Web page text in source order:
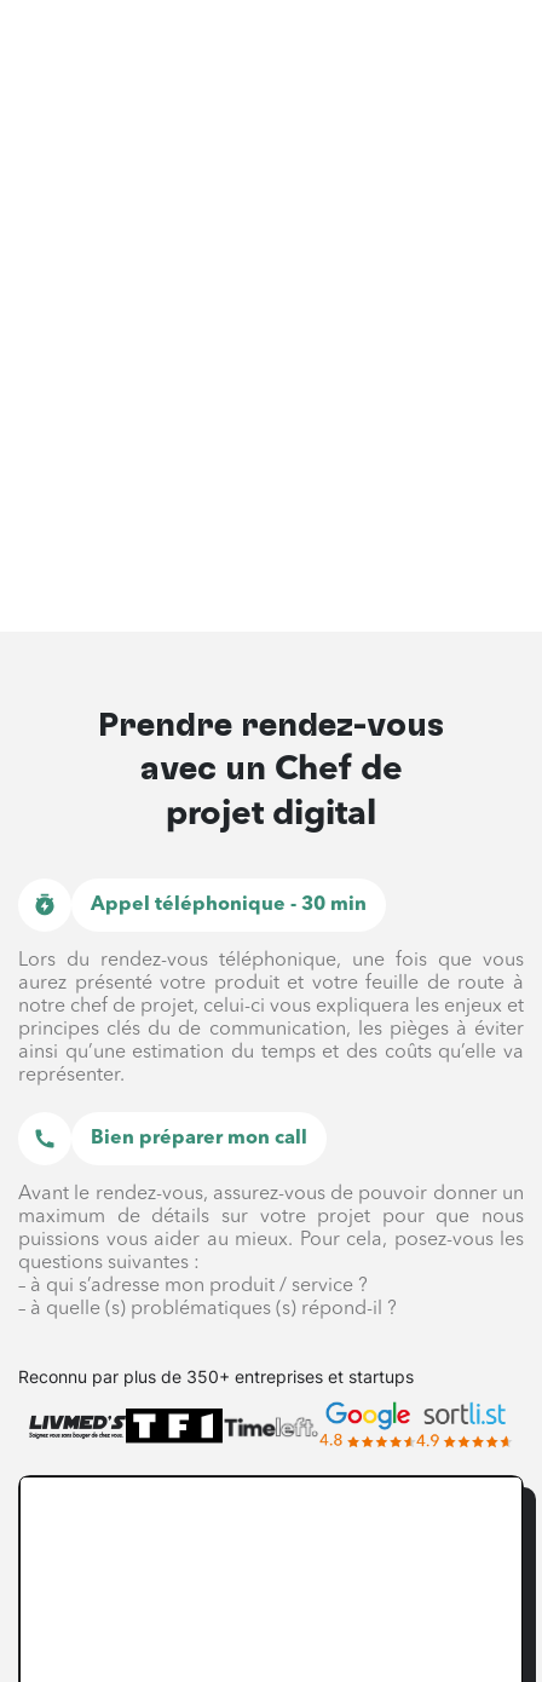
Prendre rendez-vous
avec un Chef de
projet digital
Appel téléphonique - 30 min
Lors du rendez-vous téléphonique, une fois que vous
aurez présenté votre produit et votre feuille de route à
notre chef de projet, celui-ci vous expliquera les enjeux et
principes clés du de communication, les pièges à éviter
ainsi qu’une estimation du temps et des coûts qu’elle va
représenter.
Bien préparer mon call
Avant le rendez-vous, assurez-vous de pouvoir donner un
maximum de détails sur votre projet pour que nous
puissions vous aider au mieux. Pour cela, posez-vous les
questions suivantes :
– à qui s’adresse mon produit / service ?
– à quelle (s) problématiques (s) répond-il ?
Reconnu par plus de 350+ entreprises et startups